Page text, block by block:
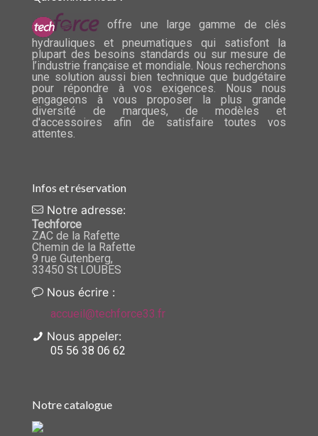
offre une large gamme de clés
hydrauliques et pneumatiques qui satisfont la
plupart des besoins standards ou sur mesure de
l’industrie française et mondiale. Nous recherchons
une solution aussi bien technique que budgétaire
pour répondre à vos exigences. Nous nous
engageons à vous proposer la plus grande
diversité de marques, de modèles et
d'accessoires afin de satisfaire toutes vos
attentes.
Infos et réservation
Notre adresse:
Techforce
ZAC de la Rafette
Chemin de la Rafette
9 rue Gutenberg,
33450 St LOUBES
Nous écrire :
accueil@techforce33.fr
Nous appeler:
05 56 38 06 62
Notre catalogue